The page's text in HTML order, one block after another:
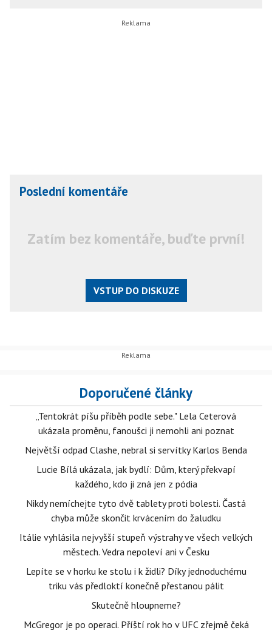
Poslední komentáře
Zatím bez komentáře, buďte první!
VSTUP DO DISKUZE
Doporučené články
„Tentokrát píšu příběh podle sebe." Lela Ceterová
ukázala proměnu, fanoušci ji nemohli ani poznat
Největší odpad Clashe, nebral si servítky Karlos Benda
Lucie Bílá ukázala, jak bydlí: Dům, který překvapí
každého, kdo ji zná jen z pódia
Nikdy nemíchejte tyto dvě tablety proti bolesti. Častá
chyba může skončit krvácením do žaludku
Itálie vyhlásila nejvyšší stupeň výstrahy ve všech velkých
městech. Vedra nepoleví ani v Česku
Lepíte se v horku ke stolu i k židli? Díky jednoduchému
triku vás předloktí konečně přestanou pálit
Skutečně hloupneme?
McGregor je po operaci. Příští rok ho v UFC zřejmě čeká